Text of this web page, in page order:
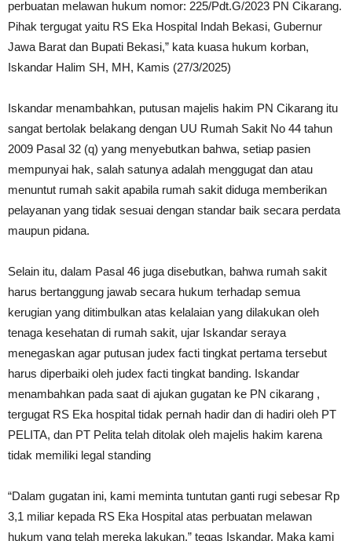
perbuatan melawan hukum nomor: 225/Pdt.G/2023 PN Cikarang.
Pihak tergugat yaitu RS Eka Hospital Indah Bekasi, Gubernur
Jawa Barat dan Bupati Bekasi,” kata kuasa hukum korban,
Iskandar Halim SH, MH, Kamis (27/3/2025)
Iskandar menambahkan, putusan majelis hakim PN Cikarang itu
sangat bertolak belakang dengan UU Rumah Sakit No 44 tahun
2009 Pasal 32 (q) yang menyebutkan bahwa, setiap pasien
mempunyai hak, salah satunya adalah menggugat dan atau
menuntut rumah sakit apabila rumah sakit diduga memberikan
pelayanan yang tidak sesuai dengan standar baik secara perdata
maupun pidana.
Selain itu, dalam Pasal 46 juga disebutkan, bahwa rumah sakit
harus bertanggung jawab secara hukum terhadap semua
kerugian yang ditimbulkan atas kelalaian yang dilakukan oleh
tenaga kesehatan di rumah sakit, ujar Iskandar seraya
menegaskan agar putusan judex facti tingkat pertama tersebut
harus diperbaiki oleh judex facti tingkat banding. Iskandar
menambahkan pada saat di ajukan gugatan ke PN cikarang ,
tergugat RS Eka hospital tidak pernah hadir dan di hadiri oleh PT
PELITA, dan PT Pelita telah ditolak oleh majelis hakim karena
tidak memiliki legal standing
“Dalam gugatan ini, kami meminta tuntutan ganti rugi sebesar Rp
3,1 miliar kepada RS Eka Hospital atas perbuatan melawan
hukum yang telah mereka lakukan,” tegas Iskandar. Maka kami